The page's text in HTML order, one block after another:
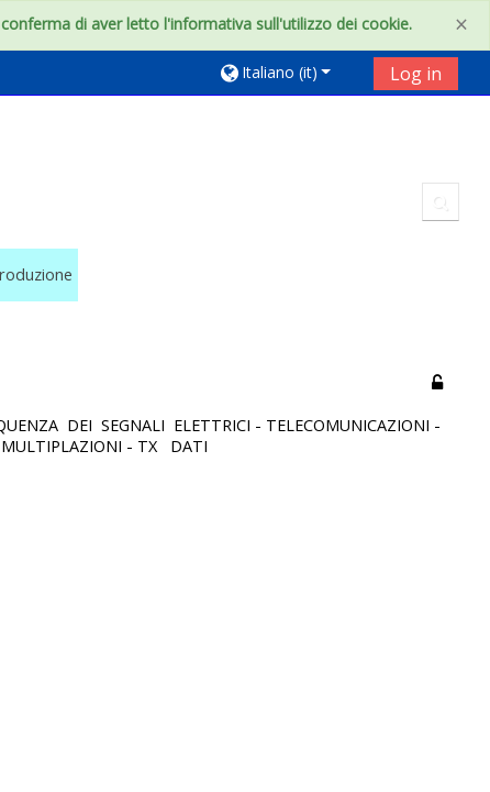
×
di aver letto l'informativa sull'utilizzo dei cookie.
Italiano ‎(it)‎ Log in
DEI SEGNALI ELETTRICI - TELECOMUNICAZIONI -
- TX DATI